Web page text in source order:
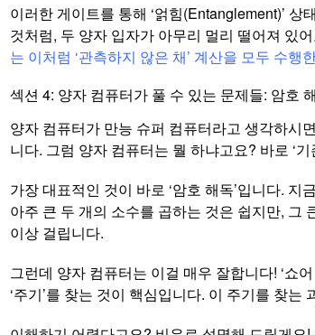
이러한 게이트를 통해 ‘얽힘(Entanglement)’ 상
것처럼, 두 양자 입자가 아무리 멀리 떨어져 있
는 이처럼 ‘관측하지 않은 채’ 계산을 모두 수
섹션 4: 양자 컴퓨터가 풀 수 있는 문제들: 암호
양자 컴퓨터가 만능 슈퍼 컴퓨터라고 생각하시
니다. 그럼 양자 컴퓨터는 뭘 하냐고요? 바로 ‘
가장 대표적인 것이 바로 ‘암호 해독’입니다.
아주 큰 두 개의 소수를 곱하는 것은 쉽지만, 그
이상 걸립니다.
그런데 양자 컴퓨터는 이걸 매우 잘합니다! ‘쇼
‘주기’를 찾는 것이 핵심입니다. 이 주기를 찾